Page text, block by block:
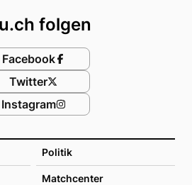
Politik
Matchcenter
folgen
Facebook
Twitter
Instagram